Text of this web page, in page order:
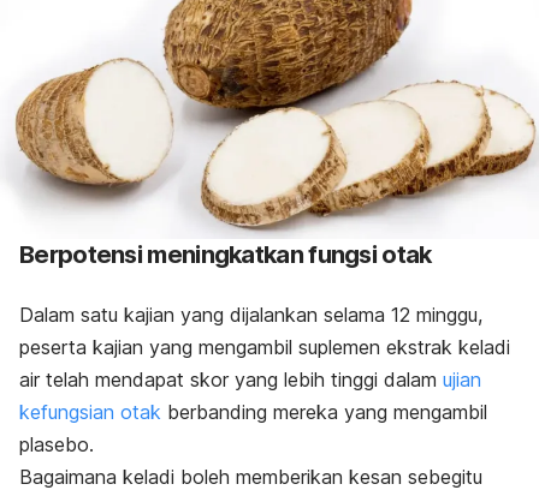
Berpotensi meningkatkan fungsi otak
Dalam satu kajian yang dijalankan selama 12 minggu,
peserta kajian yang mengambil suplemen ekstrak keladi
air telah mendapat skor yang lebih tinggi dalam ujian
kefungsian otak berbanding mereka yang mengambil
plasebo.
Bagaimana keladi boleh memberikan kesan sebegitu